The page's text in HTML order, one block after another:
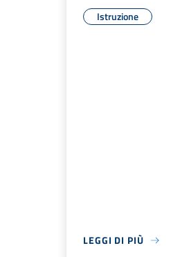
Istruzione
LEGGI DI PIÙ